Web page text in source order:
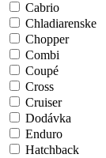
Cabrio
Chladiarenske
Chopper
Combi
Coupé
Cross
Cruiser
Dodávka
Enduro
Hatchback